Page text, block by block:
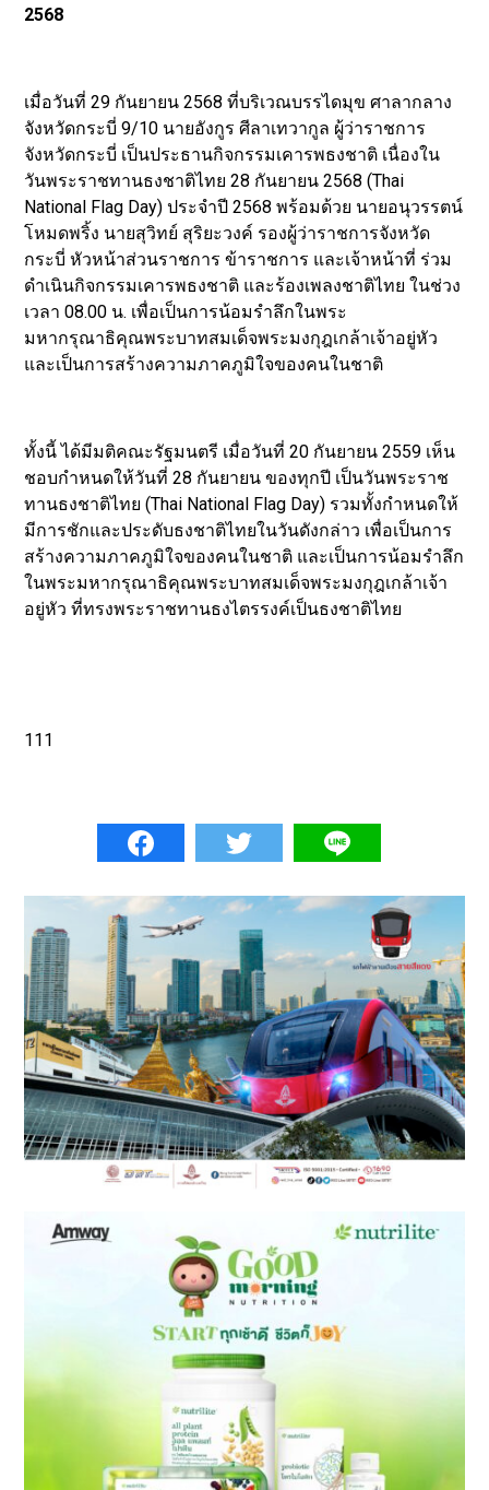
2568
เมื่อวันที่ 29 กันยายน 2568 ที่บริเวณบรรไดมุข ศาลากลาง
จังหวัดกระบี่ 9/10 นายอังกูร ศีลาเทวากูล ผู้ว่าราชการ
จังหวัดกระบี่ เป็นประธานกิจกรรมเคารพธงชาติ เนื่องใน
วันพระราชทานธงชาติไทย 28 กันยายน 2568 (Thai
National Flag Day) ประจำปี 2568 พร้อมด้วย นายอนุวรรตน์
โหมดพริ้ง นายสุวิทย์ สุริยะวงค์ รองผู้ว่าราชการจังหวัด
กระบี่ หัวหน้าส่วนราชการ ข้าราชการ และเจ้าหน้าที่ ร่วม
ดำเนินกิจกรรมเคารพธงชาติ และร้องเพลงชาติไทย ในช่วง
เวลา 08.00 น. เพื่อเป็นการน้อมรำลึกในพระ
มหากรุณาธิคุณพระบาทสมเด็จพระมงกุฎเกล้าเจ้าอยู่หัว
และเป็นการสร้างความภาคภูมิใจของคนในชาติ
ทั้งนี้ ได้มีมติคณะรัฐมนตรี เมื่อวันที่ 20 กันยายน 2559 เห็น
ชอบกำหนดให้วันที่ 28 กันยายน ของทุกปี เป็นวันพระราช
ทานธงชาติไทย (Thai National Flag Day) รวมทั้งกำหนดให้
มีการชักและประดับธงชาติไทยในวันดังกล่าว เพื่อเป็นการ
สร้างความภาคภูมิใจของคนในชาติ และเป็นการน้อมรำลึก
ในพระมหากรุณาธิคุณพระบาทสมเด็จพระมงกุฎเกล้าเจ้า
อยู่หัว ที่ทรงพระราชทานธงไตรรงค์เป็นธงชาติไทย
111